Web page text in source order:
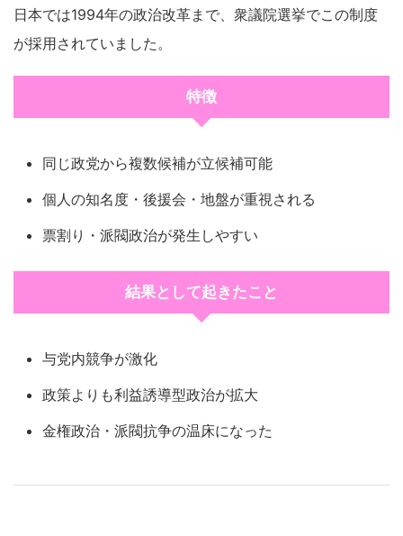
日本では1994年の政治改革まで、衆議院選挙でこの制度
が採用されていました。
特徴
同じ政党から複数候補が立候補可能
個人の知名度・後援会・地盤が重視される
票割り・派閥政治が発生しやすい
結果として起きたこと
与党内競争が激化
政策よりも利益誘導型政治が拡大
金権政治・派閥抗争の温床になった